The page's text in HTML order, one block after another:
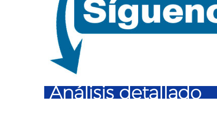
Análisis detallado